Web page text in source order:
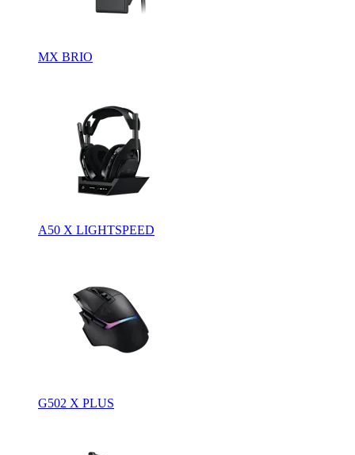
MX BRIO
A50 X LIGHTSPEED
G502 X PLUS